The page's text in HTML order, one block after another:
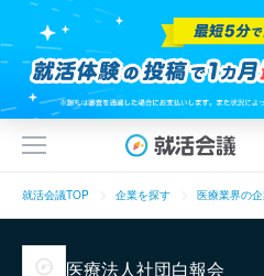
就活会議TOP 企業を探す 医療業界の
医療法人社団白報会